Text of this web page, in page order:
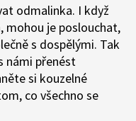
odmalinka. I když
mohou je poslouchat,
s dospělými. Tak
námi přenést
si kouzelné
co všechno se